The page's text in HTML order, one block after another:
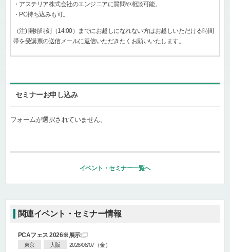
・アステリア株式会社のエンジニアに質問や相談可能。
・PC持ち込みも可。
（注) 開始時刻（14:00）までにお越しになれない方はお越しいただける時間
帯を受講票の送信メールに返信いただきたくお願いいたします。
セミナーお申し込み
フォームが選択されていません。
イベント・セミナー一覧へ
関連イベント・セミナー情報
PCAフェス 2026※展示
東京 大阪 2026/08/07（金）